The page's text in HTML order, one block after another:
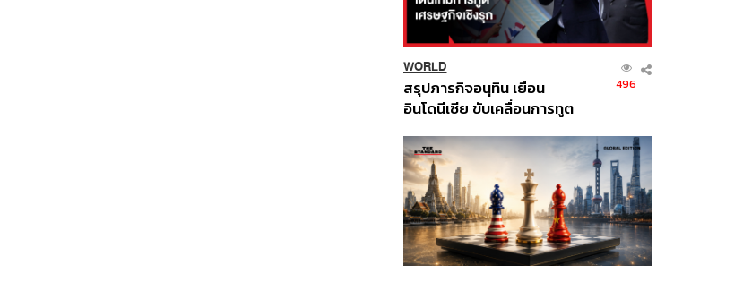
WORLD
สรุปภารกิจอนุทิน เยือน
อินโดนีเซีย ขับเคลื่อนการทูต
ส่วนยุทธศาสตร์ไทย –
อินโดนีเซีย
496